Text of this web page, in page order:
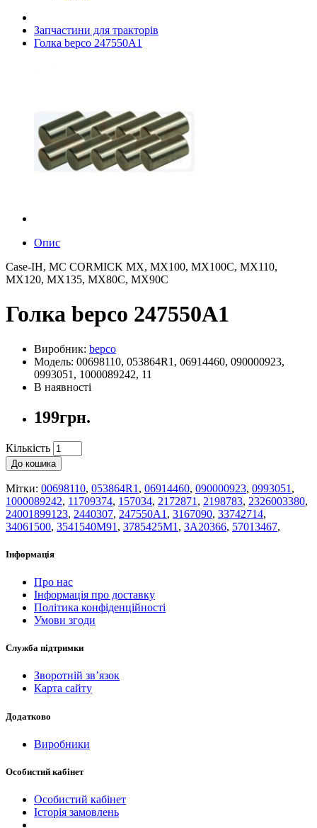
Запчастини для тракторів
Голка bepco 247550A1
Опис
Case-IH, MC CORMICK MX, MX100, MX100C, MX110,
MX120, MX135, MX80C, MX90C
Голка bepco 247550A1
Виробник: bepco
Модель: 00698110, 053864R1, 06914460, 090000923,
0993051, 1000089242, 11
В наявності
199грн.
Кількість
До кошика
Мітки: 00698110, 053864R1 , 06914460, 090000923, 0993051 ,
1000089242, 11709374, 157034, 2172871 , 2198783, 2326003380,
24001899123, 2440307, 247550A1 , 3167090, 33742714,
34061500, 3541540M91 , 3785425M1 , 3A20366, 57013467,
Інформація
Про нас
Інформація про доставку
Політика конфіденційності
Умови згоди
Служба підтримки
Зворотній зв’язок
Карта сайту
Додатково
Виробники
Особистий кабінет
Особистий кабінет
Історія замовлень